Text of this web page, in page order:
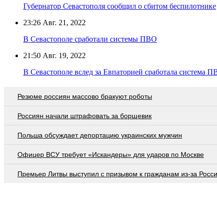
Губернатор Севастополя сообщил о сбитом беспилотнике
23:26 Авг. 21, 2022
В Севастополе сработали системы ПВО
21:50 Авг. 19, 2022
В Севастополе вслед за Евпаторией сработала система
Резюме россиян массово бракуют роботы
Россиян начали штрафовать за борщевик
Польша обсуждает депортацию украинских мужчин
Офицер ВСУ требует «Искандеры» для ударов по Москве
Премьер Литвы выступил с призывом к гражданам из-за